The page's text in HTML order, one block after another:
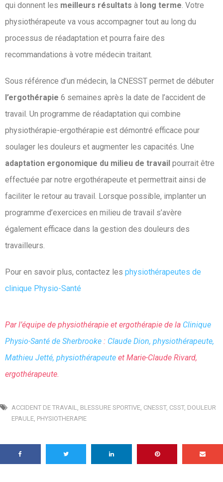
qui donnent les meilleurs résultats à long terme. Votre
physiothérapeute va vous accompagner tout au long du
processus de réadaptation et pourra faire des
recommandations à votre médecin traitant.
Sous référence d’un médecin, la CNESST permet de débuter
l’ergothérapie 6 semaines après la date de l’accident de
travail. Un programme de réadaptation qui combine
physiothérapie-ergothérapie est démontré efficace pour
soulager les douleurs et augmenter les capacités. Une
adaptation ergonomique du milieu de travail pourrait être
effectuée par notre ergothérapeute et permettrait ainsi de
faciliter le retour au travail. Lorsque possible, implanter un
programme d’exercices en milieu de travail s’avère
également efficace dans la gestion des douleurs des
travailleurs.
Pour en savoir plus, contactez les physiothérapeutes de
clinique Physio-Santé
Par l’équipe de physiothérapie et ergothérapie de la Clinique
Physio-Santé de Sherbrooke : Claude Dion, physiothérapeute,
Mathieu Jetté, physiothérapeute et Marie-Claude Rivard,
ergothérapeute.
ACCIDENT DE TRAVAIL, BLESSURE SPORTIVE, CNESST, CSST, DOULEUR
EPAULE, PHYSIOTHERAPIE